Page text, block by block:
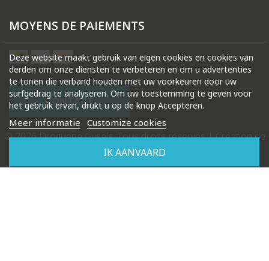
Deze website maakt gebruik van eigen cookies en cookies van
derden om onze diensten te verbeteren en om u advertenties
te tonen die verband houden met uw voorkeuren door uw
surfgedrag te analyseren. Om uw toestemming te geven voor
het gebruik ervan, drukt u op de knop Accepteren.
Meer informatie Customize cookies
IK AANVAARD
MOYENS DE PAIEMENTS
CONTACT
© 2026 Droguerie Gysels. Tous droits réservés |Création de
site internet Produweb™